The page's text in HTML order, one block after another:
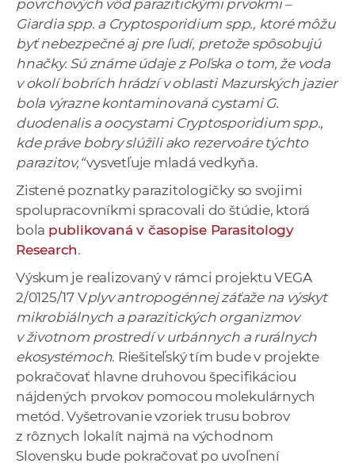
povrchových vôd parazitickými prvokmi –
Giardia spp. a Cryptosporidium spp., ktoré môžu
byť nebezpečné aj pre ľudí, pretože spôsobujú
hnačky. Sú známe údaje z Poľska o tom, že voda
v okolí bobrích hrádzí v oblasti Mazurských jazier
bola výrazne kontaminovaná cystami G.
duodenalis a oocystami Cryptosporidium spp.,
kde práve bobry slúžili ako rezervoáre týchto
parazitov,“vysvetľuje mladá vedkyňa.
Zistené poznatky parazitologičky so svojimi
spolupracovníkmi spracovali do štúdie, ktorá
bola publikovaná v časopise Parasitology
Research.
Výskum je realizovaný v rámci projektu VEGA
2/0125/17 Vplyv antropogénnej záťaže na výskyt
mikrobiálnych a parazitických organizmov
v životnom prostredí v urbánnych a rurálnych
ekosystémoch. Riešiteľský tím bude v projekte
pokračovať hlavne druhovou špecifikáciou
nájdených prvokov pomocou molekulárnych
metód. Vyšetrovanie vzoriek trusu bobrov
z rôznych lokalít najmä na východnom
Slovensku bude pokračovať po uvoľnení